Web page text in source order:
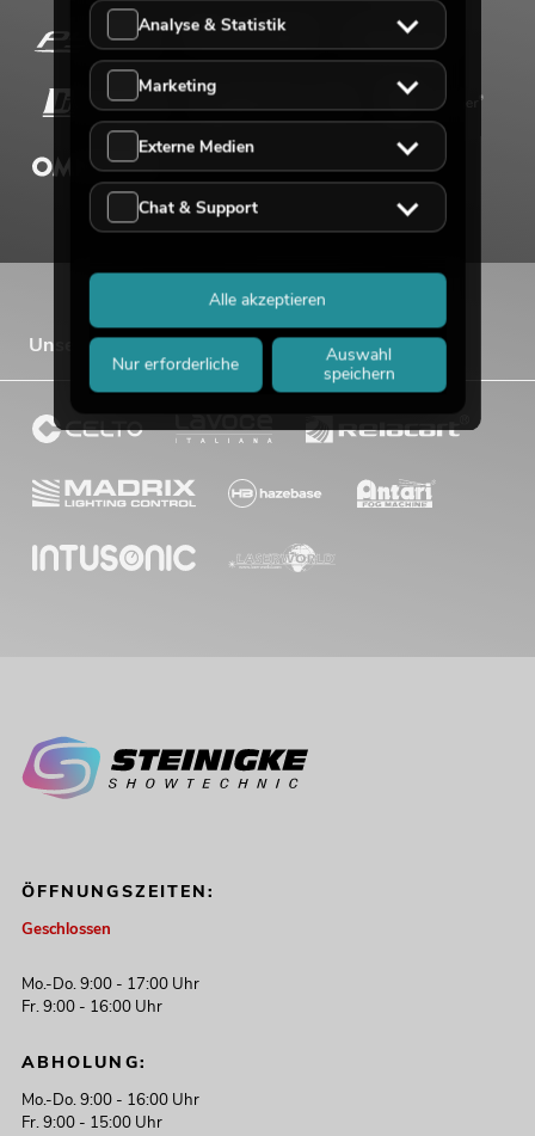
Unsere Vertriebsmarken
ÖFFNUNGSZEITEN:
Geschlossen
Mo.-Do. 9:00 - 17:00 Uhr
Fr. 9:00 - 16:00 Uhr
ABHOLUNG:
Mo.-Do. 9:00 - 16:00 Uhr
Fr. 9:00 - 15:00 Uhr
Analyse & Statistik
Marketing
Externe Medien
Chat & Support
Nur erforderliche
Auswahl
speichern
Alle akzeptieren